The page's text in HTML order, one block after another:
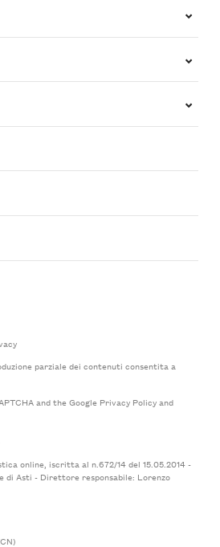
parziale dei contenuti consentita a
and the Google Privacy Policyand
online, iscritta al n.672/14 del 15.05.2014 -
di Asti - Direttore responsabile: Lorenzo